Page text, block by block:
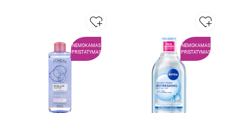
NEMOKAMAS
PRISTATYMAS
NEMOKAMAS
PRISTATYMAS